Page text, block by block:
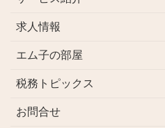
求人情報
エム子の部屋
税務トピックス
お問合せ